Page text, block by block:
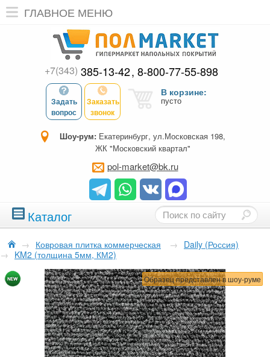
ГЛАВНОЕ МЕНЮ
+7(343) 385-13-42 8-800-77-55-898
Задать
вопрос
Заказать
звонок
В корзине:
пусто
Шоу-рум: Екатеринбург, ул.Московская 198,
ЖК "Московский квартал"
pol-market@bk.ru
Каталог
→ Ковровая плитка коммерческая → Daily (Россия)
→ KM2 (толщина 5мм, КМ2)
Образец представлен в шоу-руме